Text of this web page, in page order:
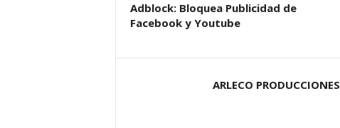
Adblock: Bloquea Publicidad de
Facebook y Youtube
ARLECO PRODUCCIONES